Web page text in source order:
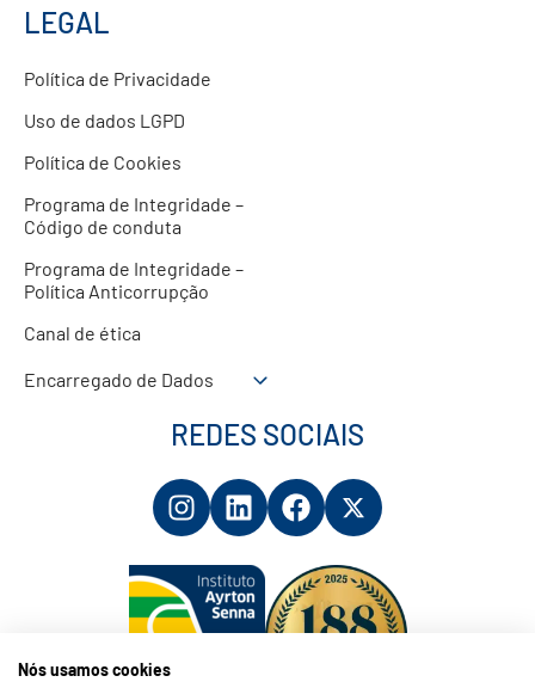
LEGAL
Política de Privacidade
Uso de dados LGPD
Política de Cookies
Programa de Integridade –
Código de conduta
Programa de Integridade –
Política Anticorrupção
Canal de ética
Encarregado de Dados
REDES SOCIAIS
Nós usamos cookies